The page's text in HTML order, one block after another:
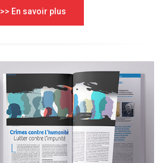
>> En savoir plus